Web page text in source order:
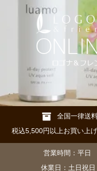
全国一律送
税込5,500円以上お買い上
営業時間：平
休業日：土日祝日